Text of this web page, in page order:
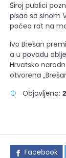
Široj publici
pisao sa sinom
počeo rat na
Ivo Brešan
a u povodu
Hrvatsko
otvorena
Objavljeno:
Facebook